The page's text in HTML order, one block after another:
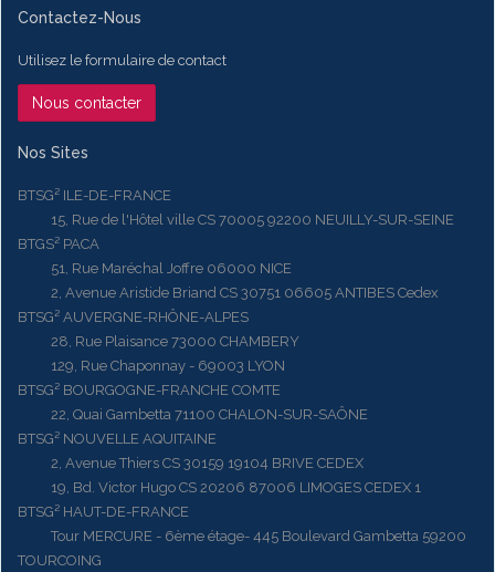
Contactez-Nous
Utilisez le formulaire de contact
Nous contacter
Nos Sites
BTSG² ILE-DE-FRANCE
15, Rue de l'Hôtel ville CS 70005 92200 NEUILLY-SUR-SEINE
BTGS² PACA
51, Rue Maréchal Joffre 06000 NICE
2, Avenue Aristide Briand CS 30751 06605 ANTIBES Cedex
BTSG² AUVERGNE-RHÔNE-ALPES
28, Rue Plaisance 73000 CHAMBERY
129, Rue Chaponnay - 69003 LYON
BTSG² BOURGOGNE-FRANCHE COMTE
22, Quai Gambetta 71100 CHALON-SUR-SAÔNE
BTSG² NOUVELLE AQUITAINE
2, Avenue Thiers CS 30159 19104 BRIVE CEDEX
19, Bd. Victor Hugo CS 20206 87006 LIMOGES CEDEX 1
BTSG² HAUT-DE-FRANCE
Tour MERCURE - 6ème étage- 445 Boulevard Gambetta 59200
TOURCOING